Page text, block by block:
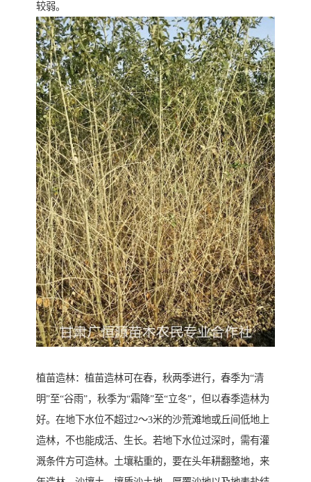
较弱。
植苗造林：植苗造林可在春，秋两季进行，春季为“清
明”至“谷雨”，秋季为“霜降”至“立冬”，但以春季造林为
好。在地下水位不超过2～3米的沙荒滩地或丘间低地上
造林，不也能成活、生长。若地下水位过深时，需有灌
溉条件方可造林。土壤粘重的，要在头年耕翻整地，来